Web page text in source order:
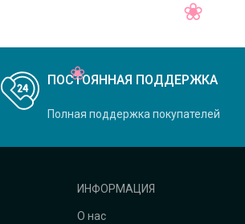
ПОСТОЯННАЯ ПОДДЕРЖКА
Полная поддержка покупателей
ИНФОРМАЦИЯ
О нас